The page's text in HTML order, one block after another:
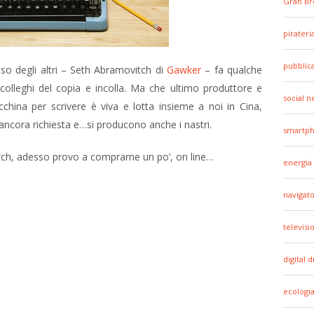
social
energia
digital
ecologia
degli altri – Seth Abramovitch diGawker – fa qualche
del copia e incolla. Ma che ultimo produttore e
per scrivere è viva e lotta insieme a noi in Cina,
richiesta e…si producono anche i nastri.
adesso provo a comprarne un po’, on line…